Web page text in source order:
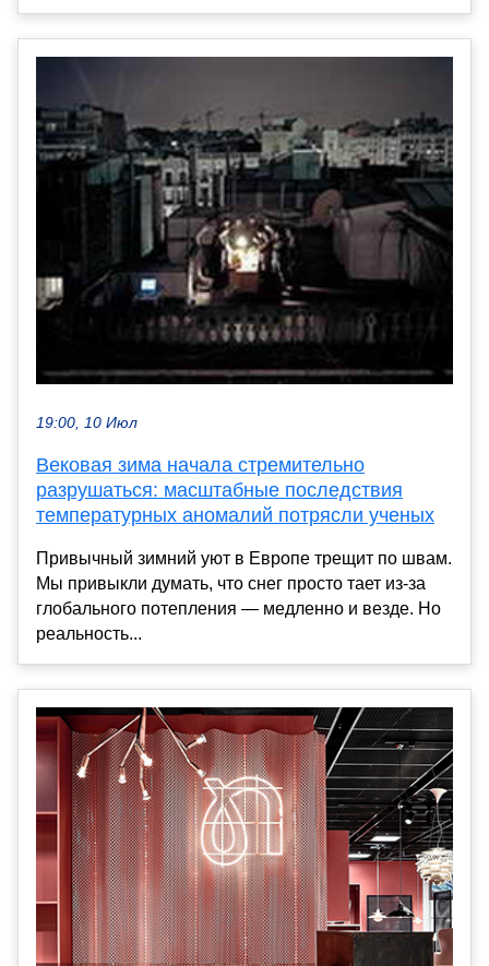
19:00, 10 Июл
Вековая зима начала стремительно
разрушаться: масштабные последствия
температурных аномалий потрясли ученых
Привычный зимний уют в Европе трещит по швам.
Мы привыкли думать, что снег просто тает из-за
глобального потепления — медленно и везде. Но
реальность...